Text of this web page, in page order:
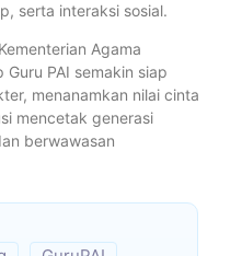
serta interaksi sosial.
Agama
PAI semakin siap
menanamkan nilai cinta
mencetak generasi
berwawasan